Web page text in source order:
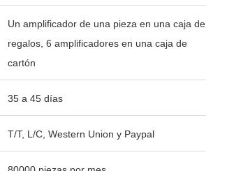
Un amplificador de una pieza en una caja de
regalos, 6 amplificadores en una caja de
cartón
35 a 45 días
T/T, L/C, Western Union y Paypal